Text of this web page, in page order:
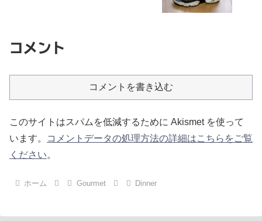
コメント
コメントを書き込む
このサイトはスパムを低減するために Akismet を使って
います。
コメントデータの処理方法の詳細はこちらをご覧
ください。
ホーム Gourmet Dinner